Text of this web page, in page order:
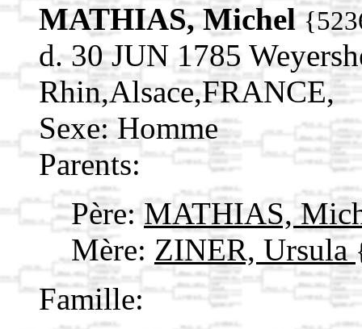
MATHIAS, Michel
d. 30 JUN 1785
Rhin,Alsace,FRANCE,
Sexe: Homme
Parents:
Père: MATHIAS,
Mère: ZINER, Ursula
Famille: